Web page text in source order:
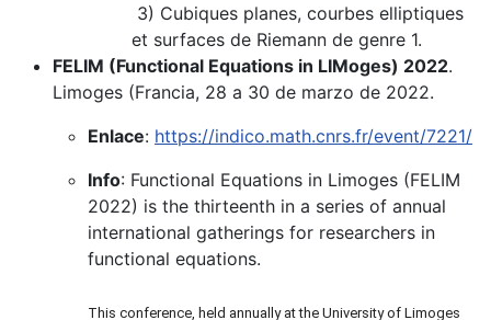
3) Cubiques planes, courbes elliptiques
et surfaces de Riemann de genre 1.
FELIM (Functional Equations in LIMoges) 2022.
Limoges (Francia, 28 a 30 de marzo de 2022.
Enlace: https://indico.math.cnrs.fr/event/7221/
Info: Functional Equations in Limoges (FELIM
2022) is the thirteenth in a series of annual
international gatherings for researchers in
functional equations.
This conference, held annually at the University of Limoges